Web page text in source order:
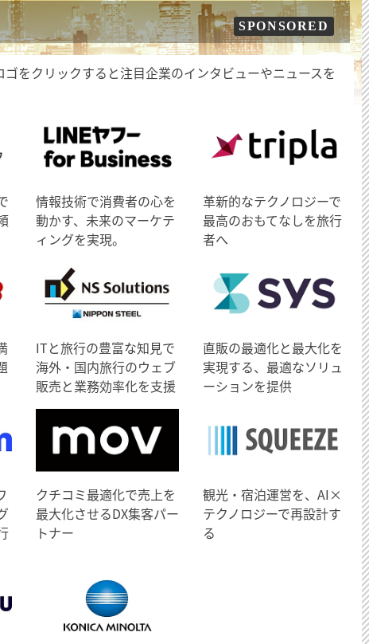
SPONSORED
をクリックすると注目企業のインタビューやニュースを
情報技術で消費者の心を
動かす、未来のマーケテ
ィングを実現。
革新的なテクノロジーで
最高のおもてなしを旅行
者へ
ITと旅行の豊富な知見で
海外・国内旅行のウェブ
販売と業務効率化を支援
直販の最適化と最大化を
実現する、最適なソリュ
ーションを提供
クチコミ最適化で売上を
最大化させるDX集客パー
トナー
観光・宿泊運営を、AI×
テクノロジーで再設計す
る